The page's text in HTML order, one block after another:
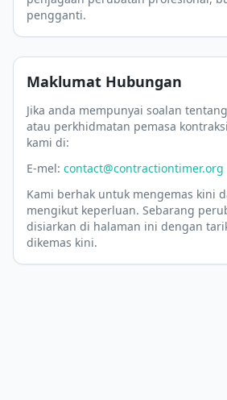
pengganti.
Maklumat Hubungan
Jika anda mempunyai soalan
atau perkhidmatan pemasa
kami di:
E-mel: contact@contractiontimer.org
Kami berhak untuk mengemas kini
mengikut keperluan. Sebarang
disiarkan di halaman ini dengan
dikemas kini.